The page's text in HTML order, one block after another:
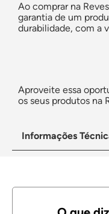
Ao comprar na
garantia de um
durabilidade, com a
Aproveite essa
os seus produtos na
Informações